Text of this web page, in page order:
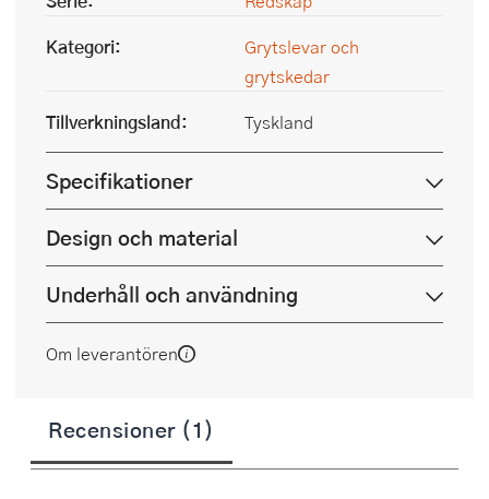
Kategori:
Grytslevar och
grytskedar
Tillverkningsland:
Tyskland
Specifikationer
Design och material
Underhåll och användning
Om leverantören
Recensioner (1)